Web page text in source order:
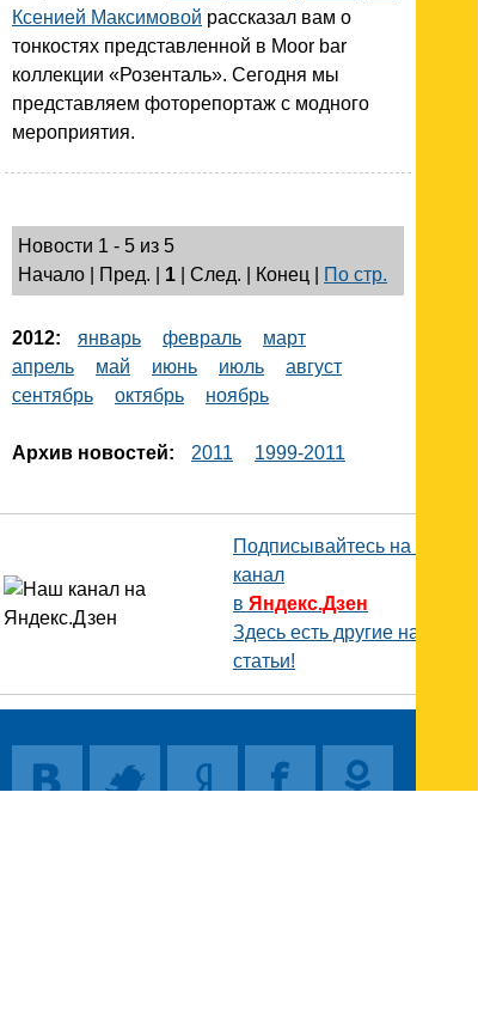
Ксенией Максимовой рассказал вам о
тонкостях представленной в Moor bar
коллекции «Розенталь». Сегодня мы
представляем фоторепортаж с модного
мероприятия.
Новости 1 - 5 из 5
Начало | Пред. | 1 | След. | Конец По стр.
2012: январь февраль
март
апрель
май июнь июль
август
сентябрь
октябрь ноябрь
Архив новостей: 2011 1999-2011
Подписывайтесь на наш
канал
в Яндекс.Дзен
Здесь есть другие наши
статьи!